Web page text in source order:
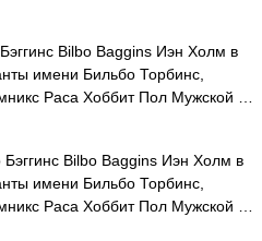
Bilbo Baggins Иэн Холм в
имени Бильбо Торбинс,
Раса Хоббит Пол Мужской …
Bilbo Baggins Иэн Холм в
имени Бильбо Торбинс,
Раса Хоббит Пол Мужской …